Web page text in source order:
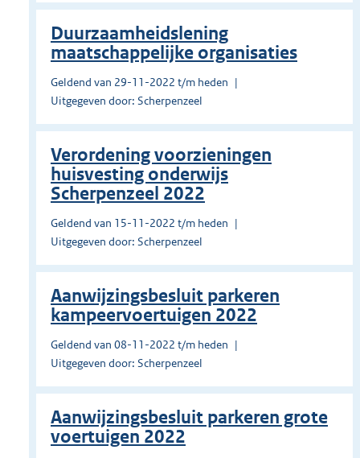
Duurzaamheidslening
maatschappelijke organisaties
Geldend van 29-11-2022 t/m heden
Uitgegeven door: Scherpenzeel
Verordening voorzieningen
huisvesting onderwijs
Scherpenzeel 2022
Geldend van 15-11-2022 t/m heden
Uitgegeven door: Scherpenzeel
Aanwijzingsbesluit parkeren
kampeervoertuigen 2022
Geldend van 08-11-2022 t/m heden
Uitgegeven door: Scherpenzeel
Aanwijzingsbesluit parkeren grote
voertuigen 2022